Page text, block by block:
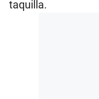
taquilla.